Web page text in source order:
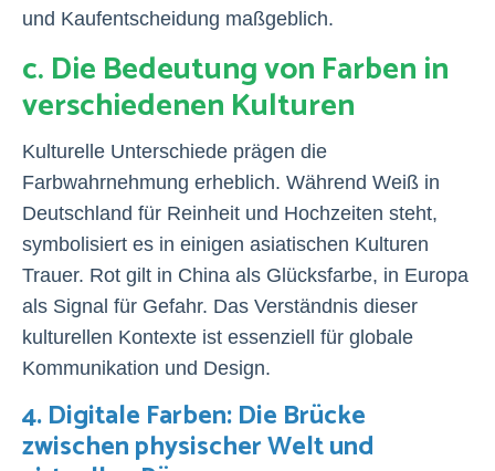
und Kaufentscheidung maßgeblich.
c. Die Bedeutung von Farben in
verschiedenen Kulturen
Kulturelle Unterschiede prägen die
Farbwahrnehmung erheblich. Während Weiß in
Deutschland für Reinheit und Hochzeiten steht,
symbolisiert es in einigen asiatischen Kulturen
Trauer. Rot gilt in China als Glücksfarbe, in Europa
als Signal für Gefahr. Das Verständnis dieser
kulturellen Kontexte ist essenziell für globale
Kommunikation und Design.
4. Digitale Farben: Die Brücke
zwischen physischer Welt und